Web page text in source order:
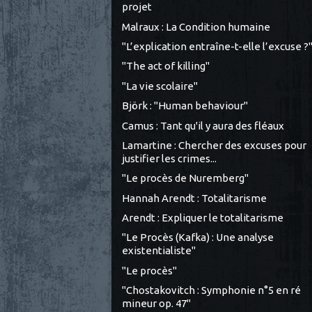
projet
Malraux : La Condition humaine
"L’explication entraîne-t-elle l’excuse ?"
"The act of killing"
"La vie scolaire"
Björk : "Human behaviour"
Camus : Tant qu'il y aura des fléaux
Lamartine : Chercher des excuses pour
justifier les crimes...
"Le procès de Nuremberg"
Hannah Arendt : Totalitarisme
Arendt : Expliquer le totalitarisme
"Le Procès (Kafka) : Une analyse
existentialiste"
"Le procès"
"Chostakovitch : Symphonie n°5 en ré
mineur op. 47"